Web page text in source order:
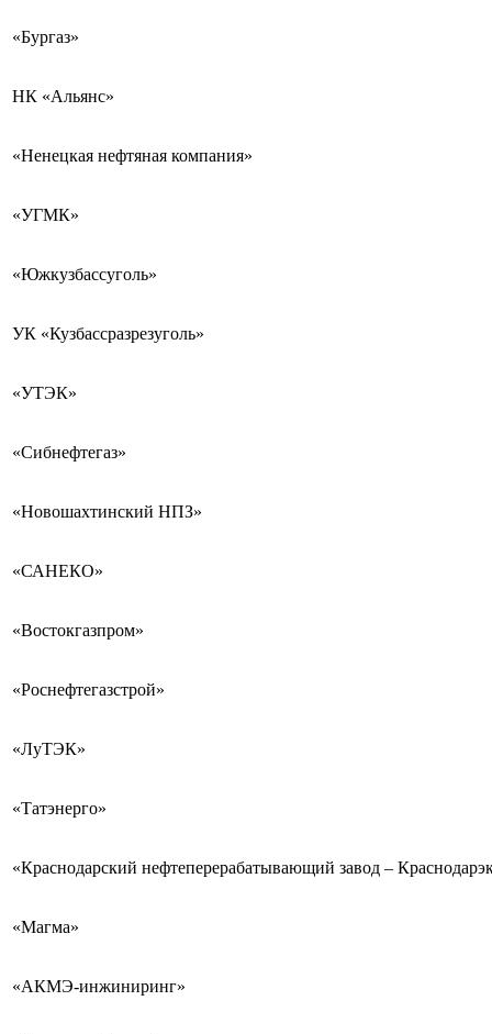
«Бургаз»
НК «Альянс»
«Ненецкая нефтяная компания»
«УГМК»
«Южкузбассуголь»
УК «Кузбассразрезуголь»
«УТЭК»
«Сибнефтегаз»
«Новошахтинский НПЗ»
«САНЕКО»
«Востокгазпром»
«Роснефтегазстрой»
«ЛуТЭК»
«Татэнерго»
«Краснодарский нефтеперерабатывающий завод –
«Магма»
«АКМЭ-инжиниринг»